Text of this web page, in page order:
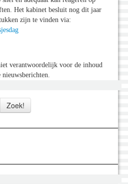
Het kabinet besluit nog dit jaar
zijn te vinden via:
verantwoordelijk voor de inhoud
nieuwsberichten.